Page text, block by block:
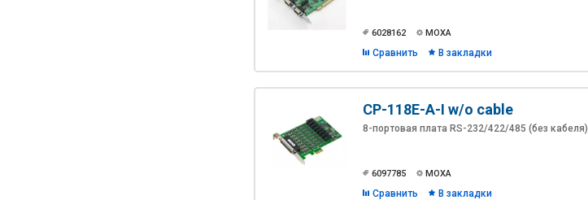
6028162 MOXA
Сравнить В закладки
CP-118E-A-I w/o cable
8-портовая плата RS-232/422/485 (без кабеля)
6097785 MOXA
Сравнить В закладки